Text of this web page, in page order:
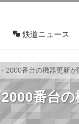
鉄道ニュース
車両技術
2000番台の機器更新
番台